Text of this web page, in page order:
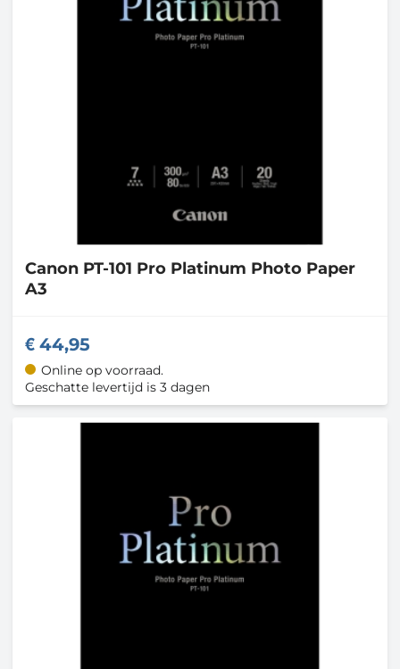
Canon PT-101 Pro Platinum Photo Paper
A3
44,95
Online op voorraad.
Geschatte levertijd is 3 dagen